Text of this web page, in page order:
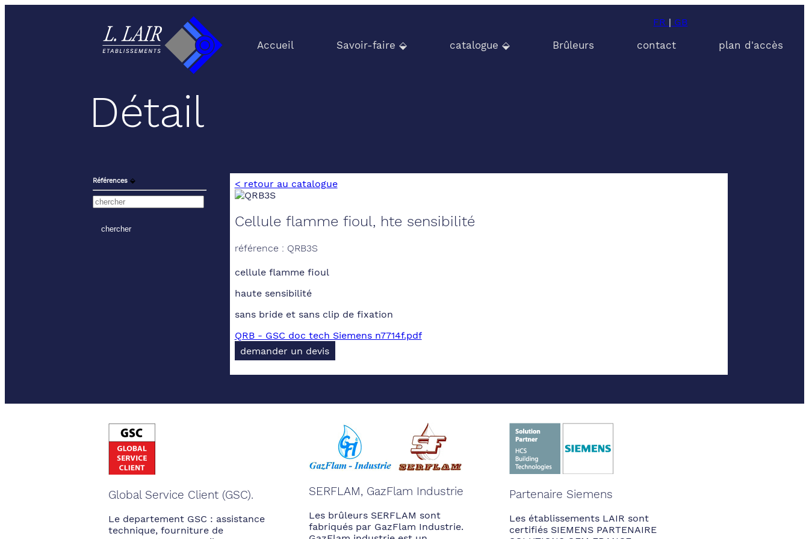
FR | GB
Accueil Savoir-faire ⬙ catalogue ⬙ Brûleurs contact plan d'accès
Détail
Références ⬙ < retour au catalogue
Cellule flamme fioul, hte sensibilité
référence : QRB3S
cellule flamme fioul
haute sensibilité
sans bride et sans clip de fixation
QRB - GSC doc tech Siemens n7714f.pdf
demander un devis
Global Service Client (GSC).
Le departement GSC : assistance
technique, fourniture de
SERFLAM, GazFlam Industrie
Les brûleurs SERFLAM sont
fabriqués par GazFlam Industrie.
Partenaire Siemens
Les établissements LAIR sont
certifiés SIEMENS PARTENAIRE